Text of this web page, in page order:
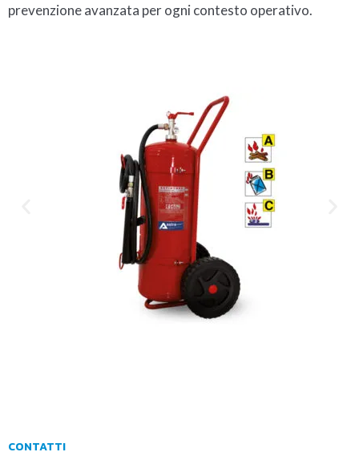
prevenzione avanzata per ogni contesto operativo.
CONTATTI